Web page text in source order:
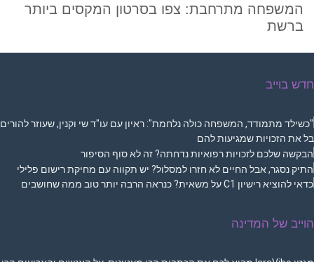
המשפחה מתרחבת: צפו בסרטון המקסים ביותר
ברשת
בוייב
של המדינה